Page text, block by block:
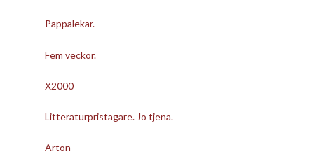
Pappalekar.
Fem veckor.
X2000
Litteraturpristagare. Jo tjena.
Arton